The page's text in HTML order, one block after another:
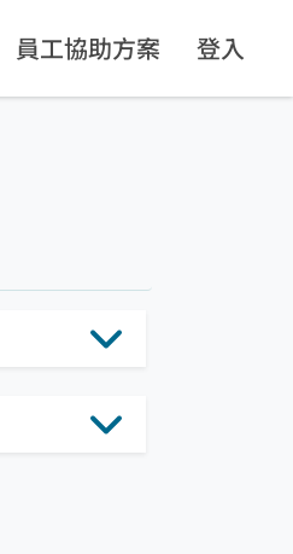
員工協助方案 登入